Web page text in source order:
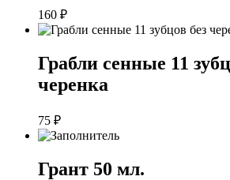
160 ₽
Грабли сенные 11
черенка
75 ₽
Грант 50 мл.